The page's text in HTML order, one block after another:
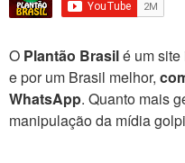
O Plantão Brasilé um
e por um Brasil melhor,
WhatsApp. Quanto mais
manipulação da mídia